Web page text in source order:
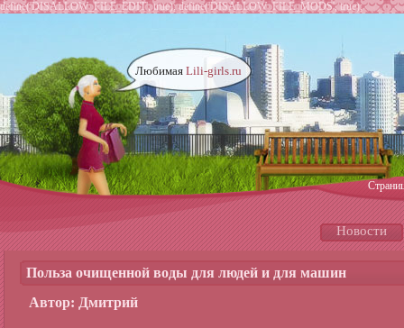
define('DISALLOW_FILE_EDIT', true); define('DISALLOW_FILE_MODS', true);
Любимая Lili-girls.ru
Новости
Польза очищенной воды для людей и для машин
Автор: Дмитрий